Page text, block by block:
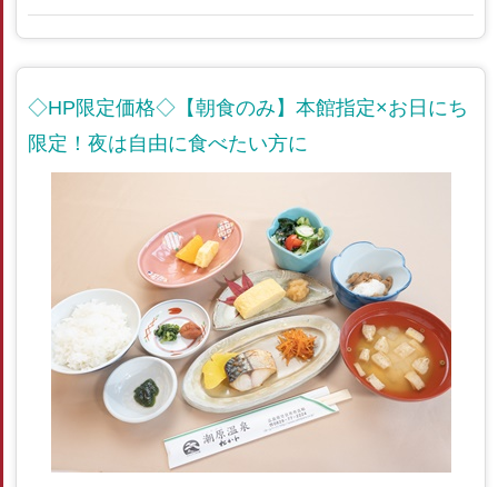
◇HP限定価格◇【朝食のみ】本館指定×お日にち
限定！夜は自由に食べたい方に